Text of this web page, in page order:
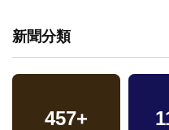
新聞分類
457+